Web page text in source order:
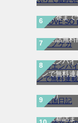
LOVE SO
最終巻まで
テノゲカ
で全話無料
寿エンパイ
ンで無料連
違国日記
まで全話無
view）
悪徳女王の
で最新話ま